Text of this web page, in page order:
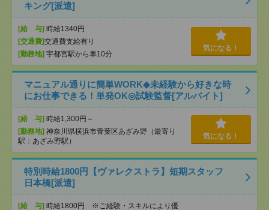
キング[派遣]
[給 与] 時給1340円
[交通費]交通費支給有り
[勤務地] 宇都宮駅から車10分
気になる！
マニュアル通りに簡単WORK◆未経験から好きな時
にお仕事できる！単発OK◎試験監督[アルバイト]
[給 与] 時給1,300円～
[勤務地] 神奈川県横浜市青葉区あざみ野（最寄り
駅：あざみ野駅）
気になる！
特別時給1800円【ヴァレクストラ】短期スタッフ
日本橋[派遣]
[給 与] 時給1800円 ※ご経験・スキルにより優